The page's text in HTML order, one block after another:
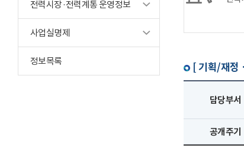
전력시장·전력계통 운영정보
사업실명제
정보목록 [ 기획/재정
담당부서
공개주기